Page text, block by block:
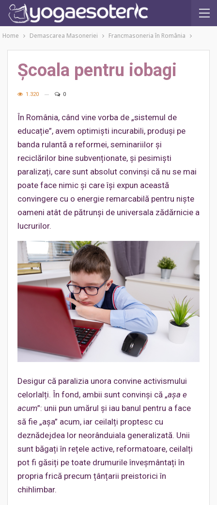
Home Demascarea Masoneriei Francmasoneria în România
Școala pentru iobagi
1.320 0
În România, când vine vorba de „sistemul de
educație”, avem optimiști incurabili, produși pe
banda rulantă a reformei, seminariilor și
reciclărilor bine subvenționate, și pesimiști
paralizați, care sunt absolut convinși că nu se mai
poate face nimic și care își expun această
convingere cu o energie remarcabilă pentru niște
oameni atât de pătrunși de universala zădărnicie a
lucrurilor.
Desigur că paralizia unora convine activismului
celorlalți. În fond, ambii sunt convinși că „așa e
acum”: unii pun umărul și iau banul pentru a face
să fie „așa” acum, iar ceilalți proptesc cu
deznădejdea lor neorânduiala generalizată. Unii
sunt băgați în rețele active, reformatoare, ceilalți
pot fi găsiți pe toate drumurile înveșmântați în
propria frică precum țânțarii preistorici în
chihlimbar.